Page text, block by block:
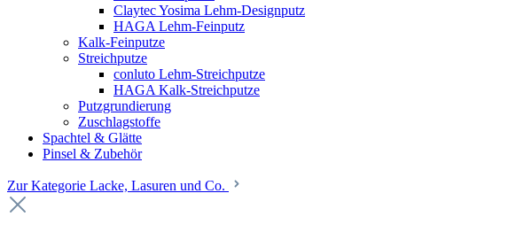
Claytec Yosima Lehm-Designputz
HAGA Lehm-Feinputz
Kalk-Feinputze
Streichputze
conluto Lehm-Streichputze
HAGA Kalk-Streichputze
Putzgrundierung
Zuschlagstoffe
Spachtel & Glätte
Pinsel & Zubehör
Zur Kategorie Lacke, Lasuren und Co.